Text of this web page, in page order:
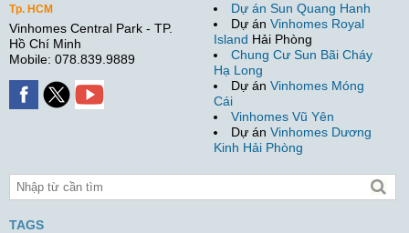
Tp. HCM
Vinhomes Central Park - TP.
Hồ Chí Minh
Mobile: 078.839.9889
Dự án Sun Quang Hanh
Dự án Vinhomes Royal
Island Hải Phòng
Chung Cư Sun Bãi Cháy
Hạ Long
Dự án Vinhomes Móng
Cái
Vinhomes Vũ Yên
Dự án Vinhomes Dương
Kinh Hải Phòng
TAGS